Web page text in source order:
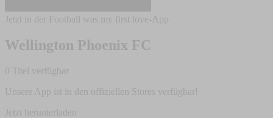
Jetzt in der Football was my first love-App
Wellington Phoenix FC
0 Titel verfügbar
Unsere App ist in den offiziellen Stores verfügbar!
Jetzt herunterladen